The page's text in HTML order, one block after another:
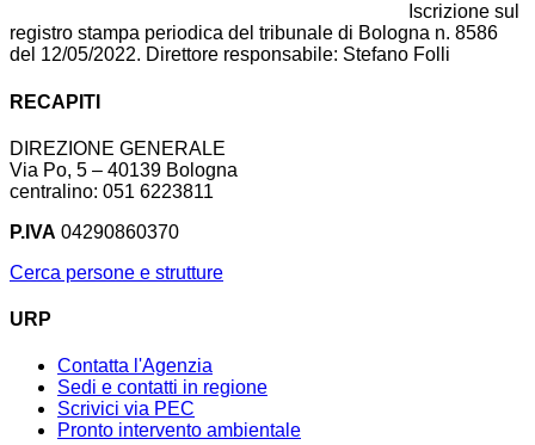
Iscrizione sul
registro stampa periodica del tribunale di Bologna n. 8586
del 12/05/2022. Direttore responsabile: Stefano Folli
RECAPITI
DIREZIONE GENERALE
Via Po, 5 – 40139 Bologna
centralino: 051 6223811
P.IVA 04290860370
Cerca persone e strutture
URP
Contatta l'Agenzia
Sedi e contatti in regione
Scrivici via PEC
Pronto intervento ambientale